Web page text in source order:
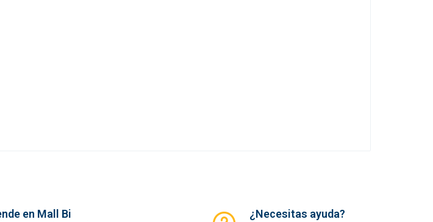
en Mall Bi ¿Necesitas ayuda?